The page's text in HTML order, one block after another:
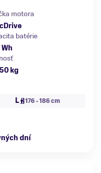
motora
batérie
kg
L 176 - 186 cm
dní